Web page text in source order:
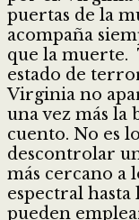
puertas de la
acompaña
que la muerte.
estado de
Virginia no
una vez más la
cuento. No es
descontrolar
más cercano a
espectral
pueden